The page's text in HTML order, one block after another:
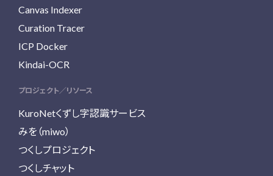
Canvas Indexer
Curation Tracer
ICP Docker
Kindai-OCR
プロジェクト／リソース
KuroNetくずし字認識サービス
みを（miwo）
つくしプロジェクト
つくしチャット